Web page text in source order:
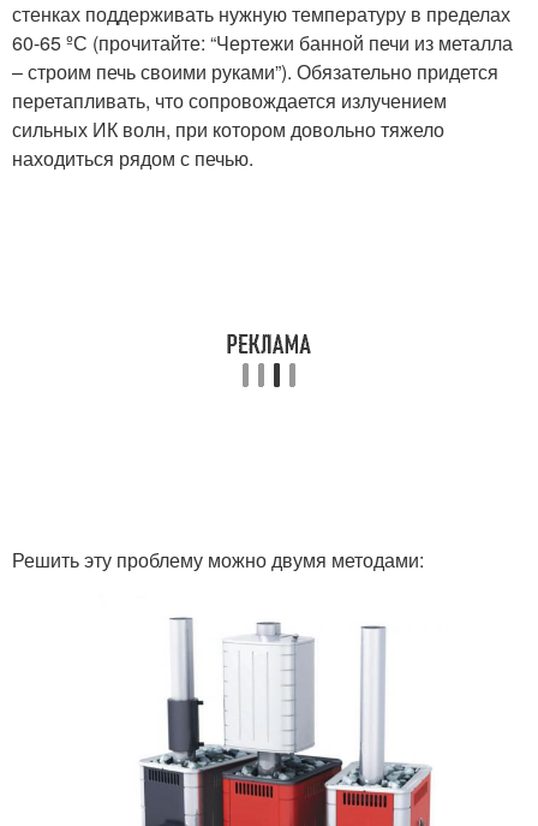
Банные печи Банная печь
Печи от горячего
стенках поддерживать нужную температуру в пределах
60-65 ºС (прочитайте: “Чертежи банной печи из металла
– строим печь своими руками”). Обязательно придется
перетапливать, что сопровождается излучением
сильных ИК волн, при котором довольно тяжело
находиться рядом с печью.
Решить эту проблему можно двумя методами: